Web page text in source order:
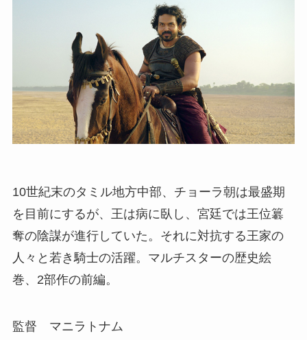
10世紀末のタミル地方中部、チョーラ朝は最盛期
を目前にするが、王は病に臥し、宮廷では王位簒
奪の陰謀が進行していた。それに対抗する王家の
人々と若き騎士の活躍。マルチスターの歴史絵
巻、2部作の前編。
監督 マニラトナム